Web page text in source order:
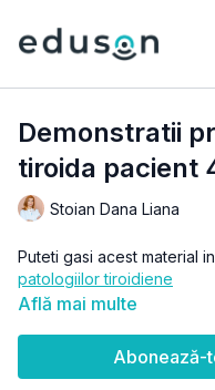
Demonstratii
tiroida pacient
Stoian Dana Liana
Puteti gasi acest material in
patologiilor tiroidiene
Află mai multe
Abonează-